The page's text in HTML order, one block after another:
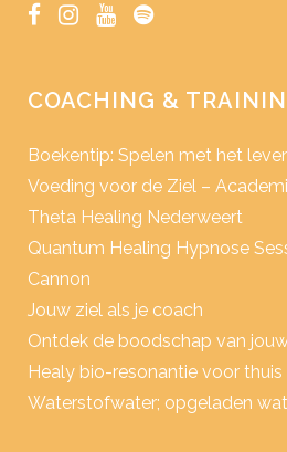
COACHING &
Boekentip: Spelen met het
Voeding voor de Ziel –
Theta Healing Nederweert
Quantum Healing Hypnose
Cannon
Jouw ziel als je coach
Ontdek de boodschap van
Healy bio-resonantie voor thuis
Waterstofwater; opgeladen